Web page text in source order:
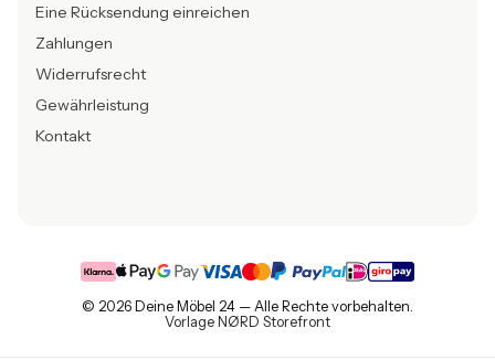
Eine Rücksendung einreichen
Zahlungen
Widerrufsrecht
Gewährleistung
Kontakt
© 2026 Deine Möbel 24 — Alle Rechte vorbehalten.
Vorlage NØRD Storefront